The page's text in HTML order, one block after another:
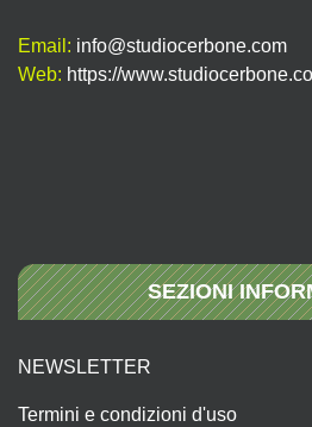
Email: info@studiocerbone.com
Web: https://
SEZIONI
NEWSLETTER
Termini e condizioni d'uso